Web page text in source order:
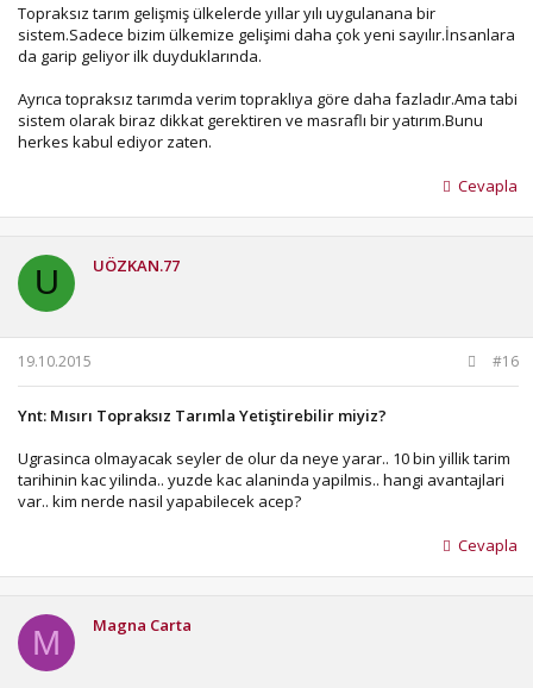
Topraksız tarım gelişmiş ülkelerde yıllar yılı uygulanana bir
sistem.Sadece bizim ülkemize gelişimi daha çok yeni sayılır.İnsanlara
da garip geliyor ilk duyduklarında.
Ayrıca topraksız tarımda verim topraklıya göre daha fazladır.Ama tabi
sistem olarak biraz dikkat gerektiren ve masraflı bir yatırım.Bunu
herkes kabul ediyor zaten.
Cevapla
U UÖZKAN.77
19.10.2015 #16
Ynt: Mısırı Topraksız Tarımla Yetiştirebilir miyiz?
Ugrasinca olmayacak seyler de olur da neye yarar.. 10 bin yillik tarim
tarihinin kac yilinda.. yuzde kac alaninda yapilmis.. hangi avantajlari
var.. kim nerde nasil yapabilecek acep?
Cevapla
M Magna Carta